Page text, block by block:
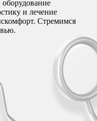
и лечение
Стремимся